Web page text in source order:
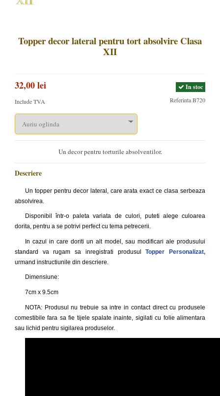
Topper decor lateral pentru tort absolvire Clasa
XII
ReferintaB720
In stoc
32,00 lei
Include TVA
Un decor pentru torturile absolventilor.
Descriere
Un topper pentru decor lateral, care arata exact ce clasa serbeaza
absolvirea.
Disponibil într-o paleta variata de culori, puteti alege culoarea
dorita, pentru a se potrivi perfect cu tema petrecerii.
In cazul in care doriti un alt model, sau modificari ale produsului
standard va rugam sa inregistrati produsulTopper Personalizat,
urmand instructiunile din descriere.
Dimensiune:
7cm x 9.5cm
NOTA: Produsul nu trebuie sa intre in contact direct cu produsele
comestibile fara sa fie tijele spalate inainte, sigilati cu folie alimentara
sau lichid pentru sigilarea produselor.